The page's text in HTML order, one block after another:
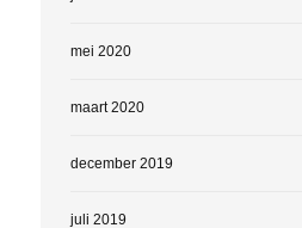
mei 2020
maart 2020
december 2019
juli 2019